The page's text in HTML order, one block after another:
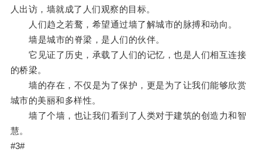
人出访，墙就成了人们观察的目标。
人们趋之若鹜，希望通过墙了解城市的脉搏和动向。
墙是城市的脊梁，是人们的伙伴。
它见证了历史，承载了人们的记忆，也是人们相互连接
的桥梁。
墙的存在，不仅是为了保护，更是为了让我们能够欣赏
城市的美丽和多样性。
墙了个墙，也让我们看到了人类对于建筑的创造力和智
慧。
#3#